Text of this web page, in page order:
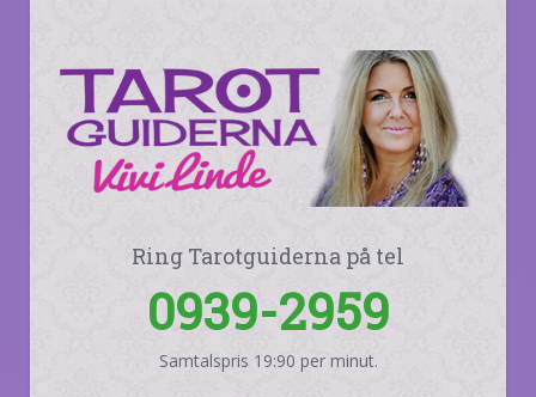
Ring Tarotguiderna på tel
0939-2959
Samtalspris 19:90 per minut.